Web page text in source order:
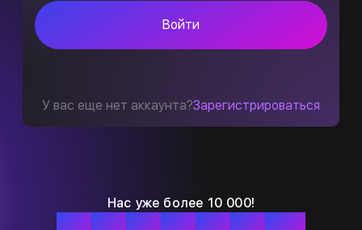
Нас уже более 10 000!
Войти
У вас еще нет аккаунта?Зарегистрироваться